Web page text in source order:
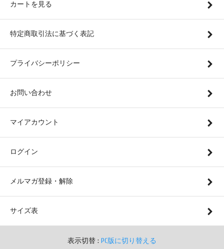
カートを見る
特定商取引法に基づく表記
プライバシーポリシー
お問い合わせ
マイアカウント
ログイン
メルマガ登録・解除
サイズ表
表示切替 : PC版に切り替える